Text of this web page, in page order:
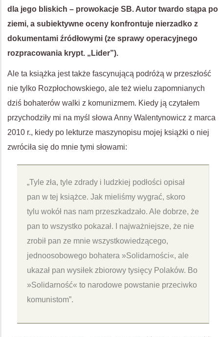
dla jego bliskich – prowokacje SB. Autor twardo stąpa po
ziemi, a subiektywne oceny konfrontuje nierzadko z
dokumentami źródłowymi (ze sprawy operacyjnego
rozpracowania krypt. „Lider”).
Ale ta książka jest także fascynującą podróżą w przeszłość
nie tylko Rozpłochowskiego, ale też wielu zapomnianych
dziś bohaterów walki z komunizmem. Kiedy ją czytałem
przychodziły mi na myśl słowa Anny Walentynowicz z marca
2010 r., kiedy po lekturze maszynopisu mojej książki o niej
zwróciła się do mnie tymi słowami:
„Tyle zła, tyle zdrady i ludzkiej podłości opisał
pan w tej książce. Jak mieliśmy wygrać, skoro
tylu wokół nas nam przeszkadzało. Ale dobrze, że
pan to wszystko pokazał. I najważniejsze, że nie
zrobił pan ze mnie wszystkowiedzącego,
jednoosobowego bohatera »Solidarności«, ale
ukazał pan wysiłek zbiorowy tysięcy Polaków. Bo
»Solidarność« to narodowe powstanie przeciwko
komunistom”.